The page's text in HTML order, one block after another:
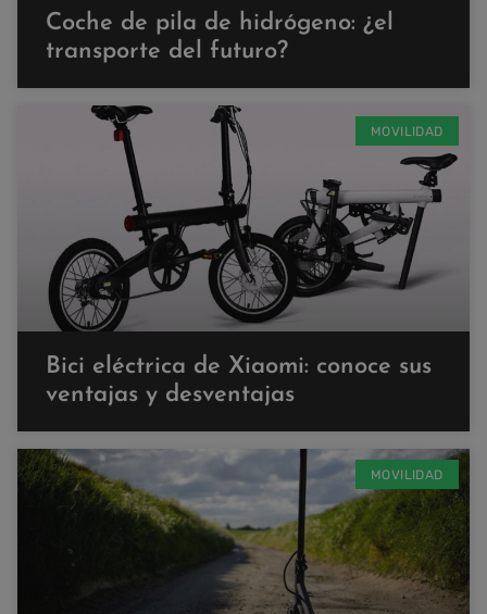
Coche de pila de hidrógeno: ¿el
transporte del futuro?
MOVILIDAD
Bici eléctrica de Xiaomi: conoce sus
ventajas y desventajas
MOVILIDAD